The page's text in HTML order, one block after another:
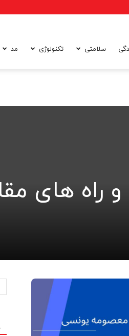
سلامتی تکنولوژی مد
راه های